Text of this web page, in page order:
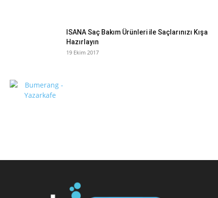
ISANA Saç Bakım Ürünleri ile Saçlarınızı Kışa
Hazırlayın
19 Ekim 2017